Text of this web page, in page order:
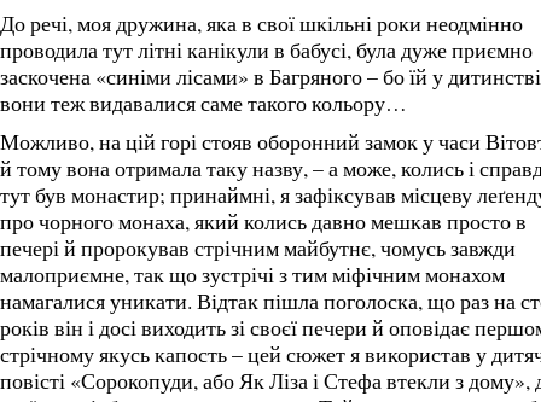
До речі, моя дружина, яка в свої шкільні роки неодмінно
проводила тут літні канікули в бабусі, була дуже приємно
заскочена «синіми лісами» в Багряного – бо їй у дитинстві
вони теж видавалися саме такого кольору…
Можливо, на цій горі стояв оборонний замок у часи
й тому вона отримала таку назву, – а може, колись і
тут був монастир; принаймні, я зафіксував місцеву
про чорного монаха, який колись давно мешкав просто в
печері й пророкував стрічним майбутнє, чомусь завжди
малоприємне, так що зустрічі з тим міфічним монахом
намагалися уникати. Відтак пішла поголоска, що раз на
років він і досі виходить зі своєї печери й оповідає
стрічному якусь капость – цей сюжет я використав у
повісті «Сорокопуди, або Як Ліза і Стефа втекли з дому»,